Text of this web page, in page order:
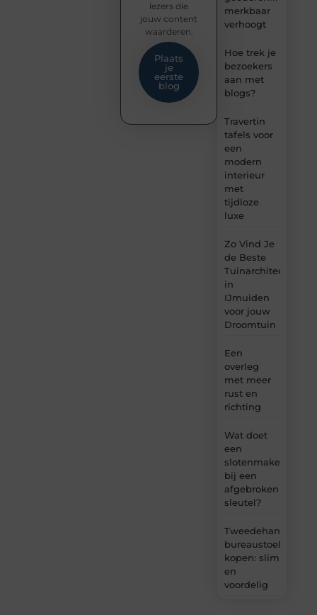
merkbaar
verhoogt
Hoe trek je
bezoekers
aan met
blogs?
Travertin
tafels voor
een
modern
interieur
met
tijdloze
luxe
Zo Vind Je
de Beste
Tuinarchitect
in
IJmuiden
voor jouw
Droomtuin
Een
overleg
met meer
rust en
richting
Wat doet
een
slotenmaker
bij een
afgebroken
sleutel?
Tweedehands
bureaustoel
kopen: slim
en
voordelig
lezers die
jouw content
waarderen.
Plaats
je
eerste
blog